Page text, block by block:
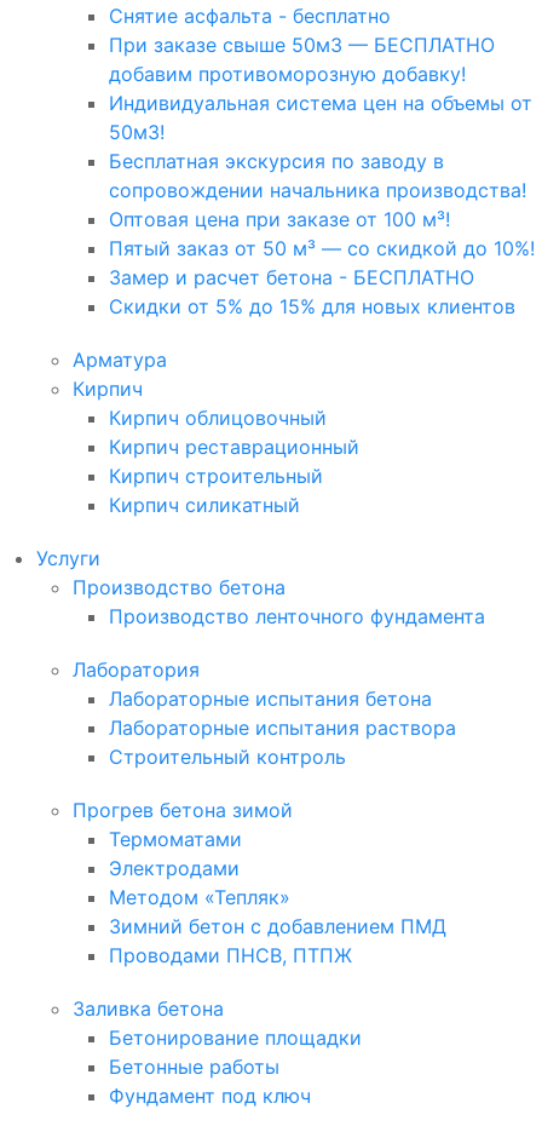
Снятие асфальта - бесплатно
При заказе свыше 50м3 — БЕСПЛАТНО
добавим противоморозную добавку!
Индивидуальная система цен на объемы от
50м3!
Бесплатная экскурсия по заводу в
сопровождении начальника производства!
Оптовая цена при заказе от 100 м³!
Пятый заказ от 50 м³ — со скидкой до 10%!
Замер и расчет бетона - БЕСПЛАТНО
Скидки от 5% до 15% для новых клиентов
Арматура
Кирпич
Кирпич облицовочный
Кирпич реставрационный
Кирпич строительный
Кирпич силикатный
Услуги
Производство бетона
Производство ленточного фундамента
Лаборатория
Лабораторные испытания бетона
Лабораторные испытания раствора
Строительный контроль
Прогрев бетона зимой
Термоматами
Электродами
Методом «Тепляк»
Зимний бетон с добавлением ПМД
Проводами ПНСВ, ПТПЖ
Заливка бетона
Бетонирование площадки
Бетонные работы
Фундамент под ключ